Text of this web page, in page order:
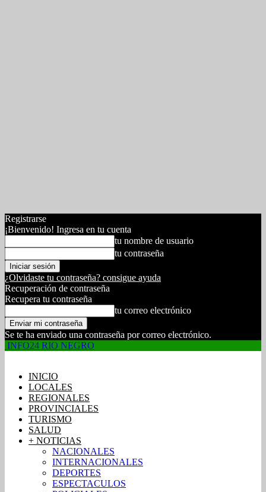
Registrarse
¡Bienvenido! Ingresa en tu cuenta
tu nombre de usuario
tu contraseña
¿Olvidaste tu contraseña? consigue ayuda
Recuperación de contraseña
Recupera tu contraseña
tu correo electrónico
Se te ha enviado una contraseña por correo electrónico.
INFO24 RIO NEGRO
INICIO
LOCALES
REGIONALES
PROVINCIALES
TURISMO
SALUD
+ NOTICIAS
NACIONALES
INTERNACIONALES
DEPORTES
ESPECTACULOS